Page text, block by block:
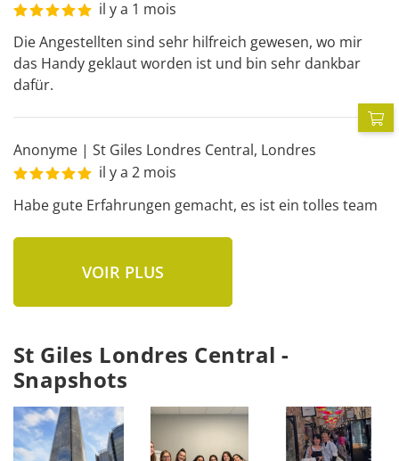
il y a 1 mois
Die Angestellten sind sehr hilfreich gewesen, wo mir
das Handy geklaut worden ist und bin sehr dankbar
dafür.
Anonyme | St Giles Londres Central, Londres
il y a 2 mois
Habe gute Erfahrungen gemacht, es ist ein tolles team
VOIR PLUS
St Giles Londres Central -
Snapshots